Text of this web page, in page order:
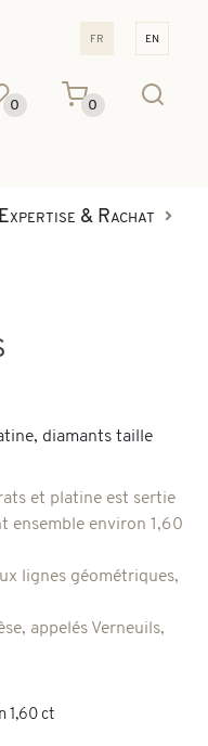
fr en
0 0
Expertise & Rachat
diamants taille
et platine est sertie
ensemble environ 1,60
lignes géométriques,
appelés Verneuils,
1,60 ct